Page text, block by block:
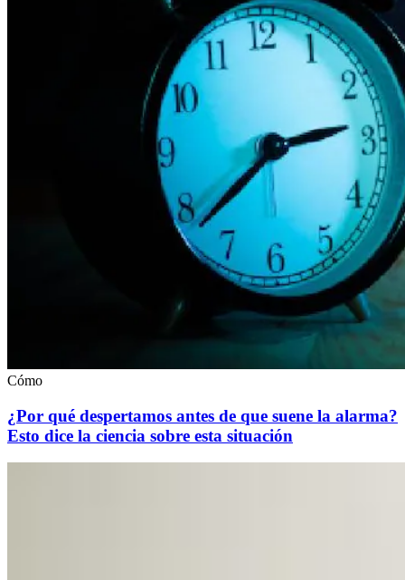
Cómo
¿Por qué despertamos antes de que suene la alarma?
Esto dice la ciencia sobre esta situación